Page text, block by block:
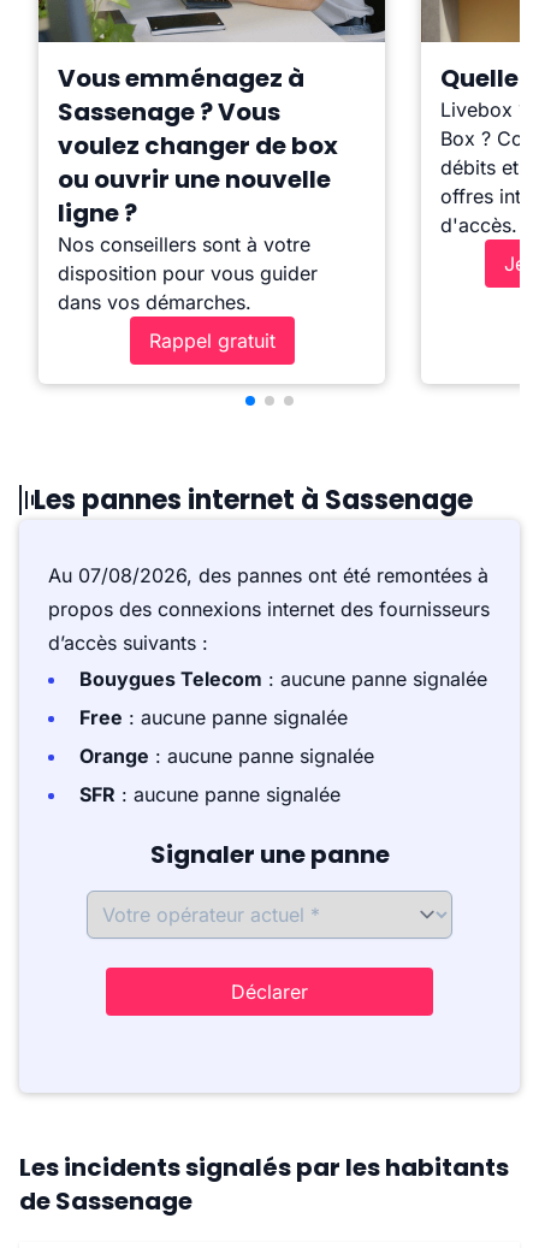
Vous emménagez à
Sassenage ? Vous
voulez changer de box
ou ouvrir une nouvelle
ligne ?
Nos conseillers sont à votre
disposition pour vous guider
dans vos démarches.
Rappel gratuit
Quelle
Livebox ?
Box ?
débits et
offres
d'accès.
Je
Les pannes internet à Sassenage
Au 07/08/2026, des pannes ont été remontées à
propos des connexions internet des fournisseurs
d’accès suivants :
Bouygues Telecom : aucune panne signalée
Free : aucune panne signalée
Orange : aucune panne signalée
SFR : aucune panne signalée
Signaler une panne
Déclarer
Les incidents signalés par les habitants
de Sassenage